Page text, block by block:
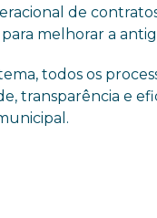
de
melhorar a
todos os
transparência e